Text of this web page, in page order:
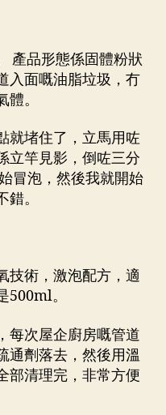
產品形態係固體粉狀
入面嘅油脂垃圾，冇
。
就堵住了，立馬用咗
立竿見影，倒咗三分
冒泡，然後我就開始
。
技術，激泡配方，適
500ml。
每次屋企廚房嘅管道
通劑落去，然後用溫
部清理完，非常方便